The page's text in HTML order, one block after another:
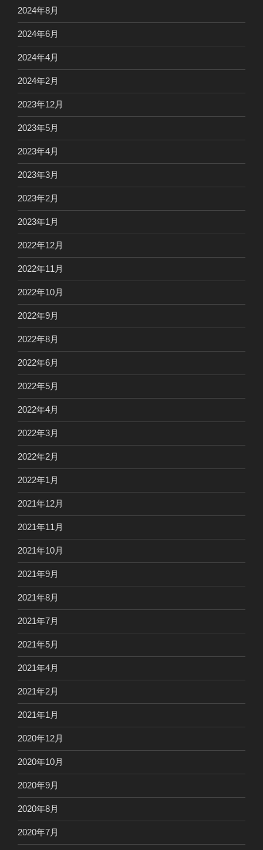
2024年8月
2024年6月
2024年4月
2024年2月
2023年12月
2023年5月
2023年4月
2023年3月
2023年2月
2023年1月
2022年12月
2022年11月
2022年10月
2022年9月
2022年8月
2022年6月
2022年5月
2022年4月
2022年3月
2022年2月
2022年1月
2021年12月
2021年11月
2021年10月
2021年9月
2021年8月
2021年7月
2021年5月
2021年4月
2021年2月
2021年1月
2020年12月
2020年10月
2020年9月
2020年8月
2020年7月